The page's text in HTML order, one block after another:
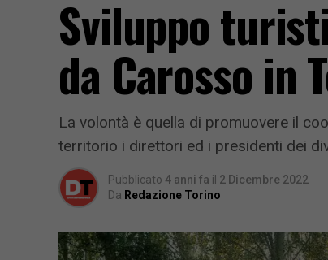
Sviluppo
da Carosso in
La volontà è quella di promuovere il
territorio i direttori ed i presidenti dei
Pubblicato 4 anni fa il 2 Dicembre 2022
Da Redazione Torino